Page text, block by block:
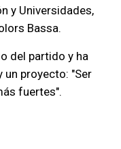
y Universidades,
Bassa.
del partido y ha
un proyecto: "Ser
fuertes".